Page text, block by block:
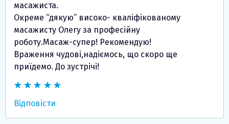
масажиста.
Окреме “дякую” високо- кваліфікованому
масажисту Олегу за професійну
роботу.Масаж-супер! Рекомендую!
Враження чудові,надіємось, що скоро ще
приїдемо. До зустрічі!
Відповісти